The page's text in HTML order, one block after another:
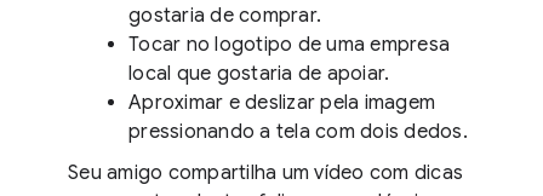
gostaria de comprar.
Tocar no logotipo de uma empresa
local que gostaria de apoiar.
Aproximar e deslizar pela imagem
pressionando a tela com dois dedos.
Seu amigo compartilha um vídeo com dicas